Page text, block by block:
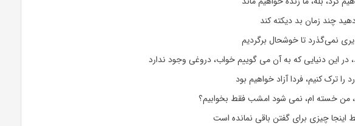
دهید چند زمان بد دیکته کند
نمی‌گذرد تا خوشحال برگردیم
در این دنیایی که به آن می گوییم خواب، دروغی وجود ندارد
را ترک کنیم، فردا آزاد خواهیم بود
من خسته ام، نمی شود امشب فقط بخوابیم؟
اینجا چیزی برای گفتن باقی نمانده است